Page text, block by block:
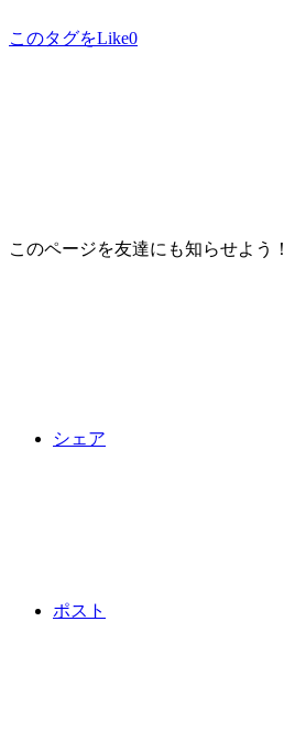
このタグをLike0
このページを友達にも知らせよう！
シェア
ポスト